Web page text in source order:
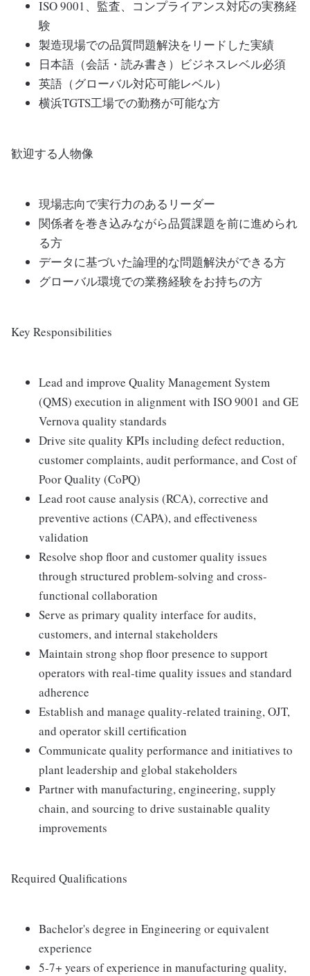
ISO 9001、監査、コンプライアンス対応の実務経
験
製造現場での品質問題解決をリードした実績
日本語（会話・読み書き）ビジネスレベル必須
英語（グローバル対応可能レベル）
横浜TGTS工場での勤務が可能な方
歓迎する人物像
現場志向で実行力のあるリーダー
関係者を巻き込みながら品質課題を前に進められ
る方
データに基づいた論理的な問題解決ができる方
グローバル環境での業務経験をお持ちの方
Key Responsibilities
Lead and improve Quality Management System
(QMS) execution in alignment with ISO 9001 and GE
Vernova quality standards
Drive site quality KPIs including defect reduction,
customer complaints, audit performance, and Cost of
Poor Quality (CoPQ)
Lead root cause analysis (RCA), corrective and
preventive actions (CAPA), and effectiveness
validation
Resolve shop floor and customer quality issues
through structured problem-solving and cross-
functional collaboration
Serve as primary quality interface for audits,
customers, and internal stakeholders
Maintain strong shop floor presence to support
operators with real-time quality issues and standard
adherence
Establish and manage quality-related training, OJT,
and operator skill certification
Communicate quality performance and initiatives to
plant leadership and global stakeholders
Partner with manufacturing, engineering, supply
chain, and sourcing to drive sustainable quality
improvements
Required Qualifications
Bachelor's degree in Engineering or equivalent
experience
5-7+ years of experience in manufacturing quality,